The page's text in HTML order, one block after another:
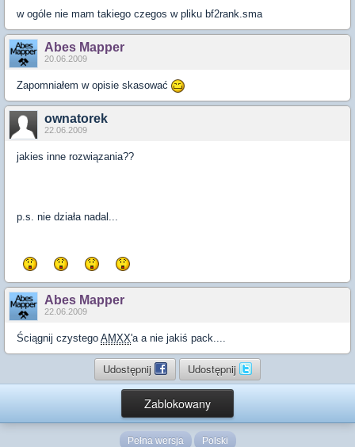
w ogóle nie mam takiego czegos w pliku bf2rank.sma
Abes Mapper
20.06.2009
Zapomniałem w opisie skasować
ownatorek
22.06.2009
jakies inne rozwiązania??
p.s. nie działa nadal...
Abes Mapper
22.06.2009
Ściągnij czystego AMXX'a a nie jakiś pack....
Udostępnij Udostępnij
Zablokowany
Pełna wersja Polski